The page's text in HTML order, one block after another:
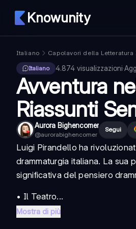
Knowunity
Italiano Capolavori della Letteratura
Italiano
4.874 visualizzazioni·
Avventura
Riassunti
Aurora Bighencomer
@aurorabighencomer
Segui
Luigi Pirandello ha
drammaturgia italiana. La
significativa del pensiero
• Il Teatro...
Mostra di più